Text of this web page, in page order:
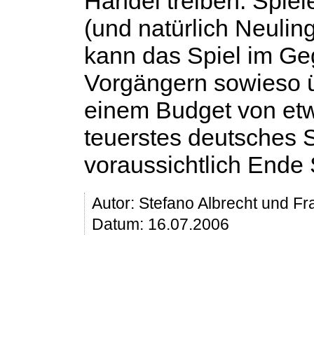
(und natürlich
kann das Spiel im
Vorgängern sowieso
einem Budget von
teuerstes deutsches
voraussichtlich Ende
Autor: Stefano Albrecht und
Datum: 16.07.2006